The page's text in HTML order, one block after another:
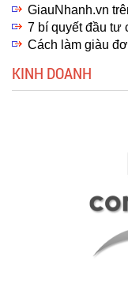
GiauNhanh.vn
7 bí quyết đầu tư
Cách làm giàu
KINH DOANH